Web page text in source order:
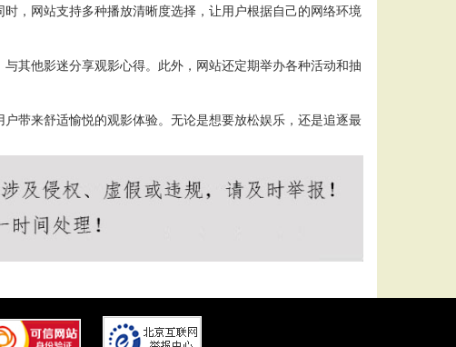
，网站支持多种播放清晰度选择，让用户根据自己的网络环境
其他影迷分享观影心得。此外，网站还定期举办各种活动和抽
带来舒适愉悦的观影体验。无论是想要放松娱乐，还是追逐最